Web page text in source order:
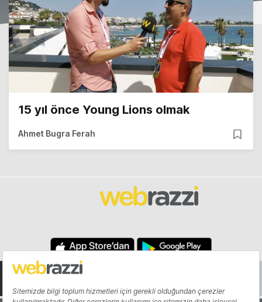
15 yıl önce Young Lions olmak
Ahmet Bugra Ferah